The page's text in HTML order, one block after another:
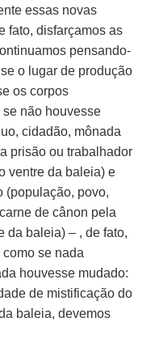
essas novas
fato, disfarçamos as
pensando-
o lugar de produção
os corpos
não houvesse
cidadão, mônada
prisão ou trabalhador
ventre da baleia) e
(população, povo,
de cânon pela
da baleia) – , de fato,
se nada
houvesse mudado:
de mistificação do
baleia, devemos